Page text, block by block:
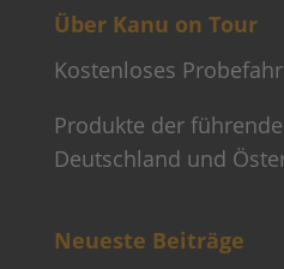
Über Kanu on Tour
Kostenloses
Produkte der
Deutschland und
Neueste Beiträge